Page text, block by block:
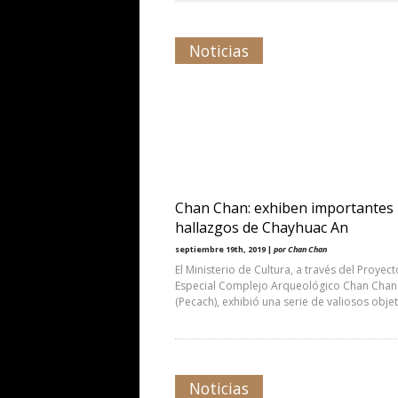
Noticias
Chan Chan: exhiben importantes
hallazgos de Chayhuac An
septiembre 19th, 2019 | por Chan Chan
El Ministerio de Cultura, a través del
Especial Complejo Arqueológico Chan Chan
(Pecach), exhibió una serie de valiosos
Noticias